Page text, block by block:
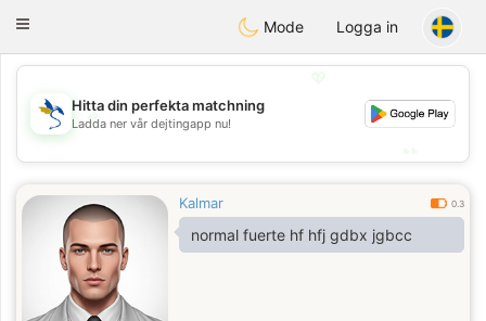
SvenskaDating
Toggle
Mode Logga in
💖
💕
Hitta din perfekta matchning
Ladda ner vår dejtingapp nu!
Kalmar 0.3
normal fuerte hf hfj gdbx jgbcc